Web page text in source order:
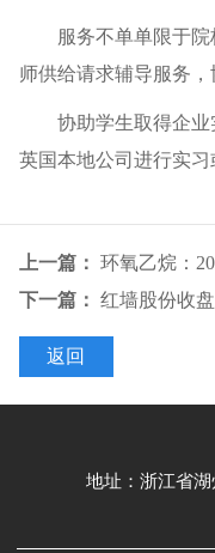
服务不单单限于院
师供给请求辅导服务
协助学生取得企业
英国本地公司进行实习
上一篇： 环氧乙烷：2024年
下一篇： 红墙股份收
返回
地址：浙江省